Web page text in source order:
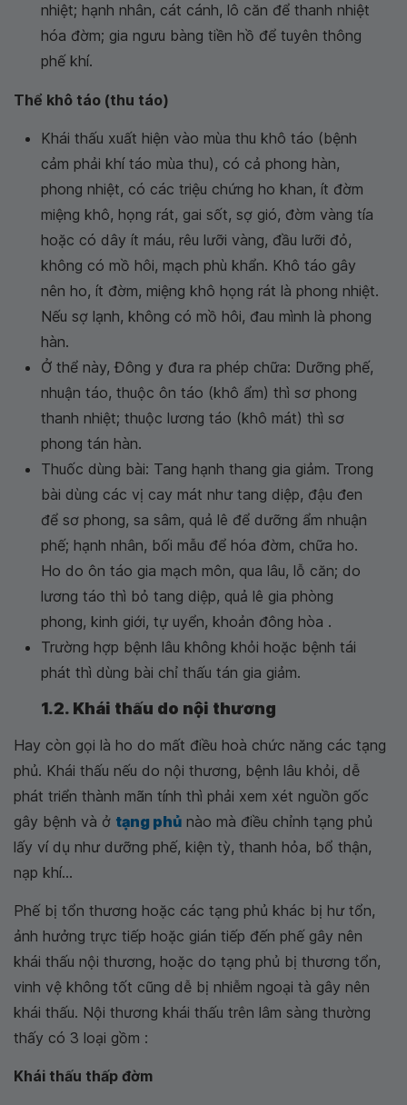
nhiệt; hạnh nhân, cát cánh, lô căn để thanh nhiệt
hóa đờm; gia ngưu bàng tiền hồ để tuyên thông
phế khí.
Thể khô táo (thu táo)
Khái thấu xuất hiện vào mùa thu khô táo (bệnh
cảm phải khí táo mùa thu), có cả phong hàn,
phong nhiệt, có các triệu chứng ho khan, ít đờm
miệng khô, họng rát, gai sốt, sợ gió, đờm vàng tía
hoặc có dây ít máu, rêu lưỡi vàng, đầu lưỡi đỏ,
không có mồ hôi, mạch phù khẩn. Khô táo gây
nên ho, ít đờm, miệng khô họng rát là phong nhiệt.
Nếu sợ lạnh, không có mồ hôi, đau mình là phong
hàn.
Ở thể này, Đông y đưa ra phép chữa: Dưỡng phế,
nhuận táo, thuộc ôn táo (khô ẩm) thì sơ phong
thanh nhiệt; thuộc lương táo (khô mát) thì sơ
phong tán hàn.
Thuốc dùng bài: Tang hạnh thang gia giảm. Trong
bài dùng các vị cay mát như tang diệp, đậu đen
để sơ phong, sa sâm, quả lê để dưỡng ẩm nhuận
phế; hạnh nhân, bối mẫu để hóa đờm, chữa ho.
Ho do ôn táo gia mạch môn, qua lâu, lỗ căn; do
lương táo thì bỏ tang diệp, quả lê gia phòng
phong, kinh giới, tự uyển, khoản đông hòa .
Trường hợp bệnh lâu không khỏi hoặc bệnh tái
phát thì dùng bài chỉ thấu tán gia giảm.
1.2. Khái thấu do nội thương
Hay còn gọi là ho do mất điều hoà chức năng các tạng
phủ. Khái thấu nếu do nội thương, bệnh lâu khỏi, dễ
phát triển thành mãn tính thì phải xem xét nguồn gốc
gây bệnh và ở tạng phủ nào mà điều chỉnh tạng phủ
lấy ví dụ như dưỡng phế, kiện tỳ, thanh hỏa, bổ thận,
nạp khí...
Phế bị tổn thương hoặc các tạng phủ khác bị hư tổn,
ảnh hưởng trực tiếp hoặc gián tiếp đến phế gây nên
khái thấu nội thương, hoặc do tạng phủ bị thương tổn,
vinh vệ không tốt cũng dễ bị nhiễm ngoại tà gây nên
khái thấu. Nội thương khái thấu trên lâm sàng thường
thấy có 3 loại gồm :
Khái thấu thấp đờm